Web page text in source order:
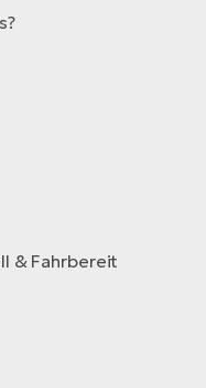
& Fahrbereit